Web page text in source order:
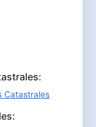
Catastrales